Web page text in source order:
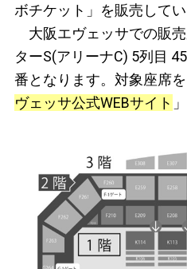
ボチケット」を販売してい
大阪エヴェッサでの販
ターS(アリーナC) 5列目
番となります。対象座席
ヴェッサ公式WEBサイト